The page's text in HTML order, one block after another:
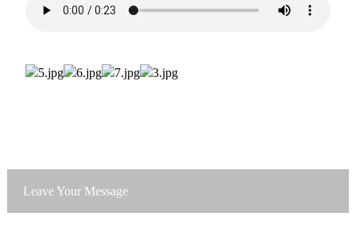
Leave Your Message